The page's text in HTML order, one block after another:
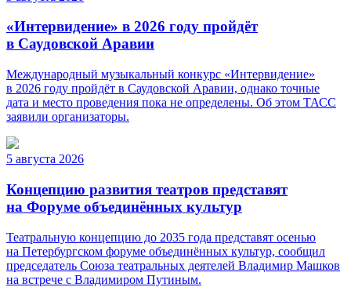
«Интервидение» в 2026 году пройдёт
в Саудовской Аравии
Международный музыкальный конкурс «Интервидение»
в 2026 году пройдёт в Саудовской Аравии, однако точные
дата и место проведения пока не определены. Об этом ТАСС
заявили организаторы.
5 августа 2026
Концепцию развития театров представят
на Форуме объединённых культур
Театральную концепцию до 2035 года представят осенью
на Петербургском форуме объединённых культур, сообщил
председатель Союза театральных деятелей Владимир Машков
на встрече с Владимиром Путиным.